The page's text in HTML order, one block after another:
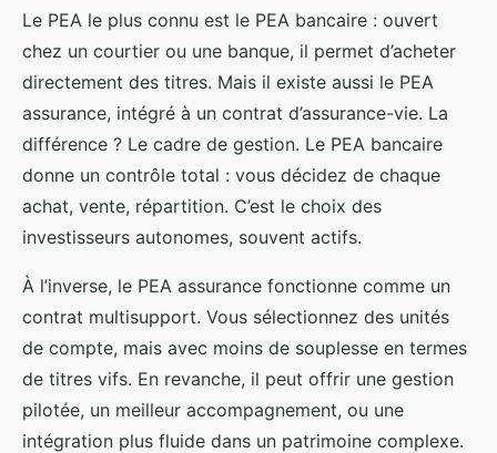
Le PEA le plus connu est le PEA bancaire : ouvert
chez un courtier ou une banque, il permet d’acheter
directement des titres. Mais il existe aussi le PEA
assurance, intégré à un contrat d’assurance-vie. La
différence ? Le cadre de gestion. Le PEA bancaire
donne un contrôle total : vous décidez de chaque
achat, vente, répartition. C’est le choix des
investisseurs autonomes, souvent actifs.
À l’inverse, le PEA assurance fonctionne comme un
contrat multisupport. Vous sélectionnez des unités
de compte, mais avec moins de souplesse en termes
de titres vifs. En revanche, il peut offrir une gestion
pilotée, un meilleur accompagnement, ou une
intégration plus fluide dans un patrimoine complexe.